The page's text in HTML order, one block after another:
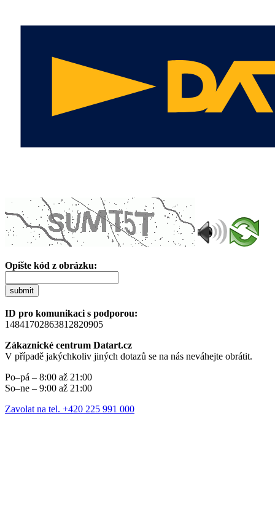
Opište kód z obrázku:
submit
ID pro komunikaci s podporou:
14841702863812820905
Zákaznické centrum Datart.cz
V případě jakýchkoliv jiných dotazů se na nás neváhejte obrátit.
Po–pá – 8:00 až 21:00
So–ne – 9:00 až 21:00
Zavolat na tel. +420 225 991 000